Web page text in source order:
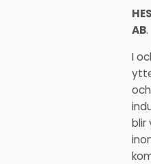
AB.
I
blir